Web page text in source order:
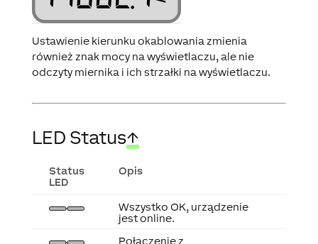
Ustawienie kierunku okablowania zmienia
również znak mocy na wyświetlaczu, ale nie
odczyty miernika i ich strzałki na wyświetlaczu.
LED Status↑
Status
LED
Opis
Wszystko OK, urządzenie
jest online.
Połączenie z